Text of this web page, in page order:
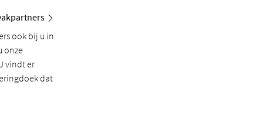
ook bij u in
onze
vindt er
dat